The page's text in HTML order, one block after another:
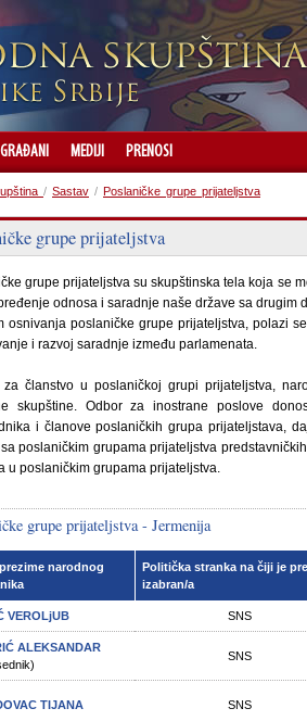
GRAĐANI MEDIJI PRENOSI
/ Sastav / Poslaničke grupe prijateljstva
grupe prijateljstva
grupe prijateljstva su skupštinska tela koja se
odnosa i saradnje naše države sa drugim
osnivanja poslaničke grupe prijateljstva, polazi
i razvoj saradnje između parlamenata.
za članstvo u poslaničkoj grupi prijateljstva,
skupštine. Odbor za inostrane poslove
i članove poslaničkih grupa prijateljstava,
poslaničkim grupama prijateljstva
u poslaničkim grupama prijateljstva.
grupe prijateljstva - Jermenija
narodnog
Politička stranka na čiji je
izabran/a
VEROLjUB SNS
ALEKSANDAR
SNS
TIJANA SNS